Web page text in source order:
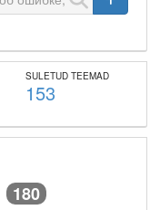
SULETUD TEEMAD
153
180